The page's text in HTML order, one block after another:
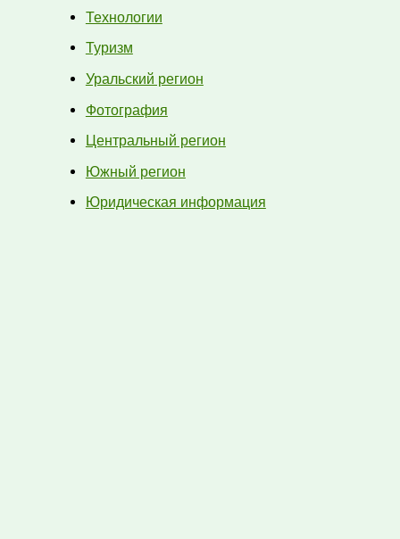
Технологии
Туризм
Уральский регион
Фотография
Центральный регион
Южный регион
Юридическая информация